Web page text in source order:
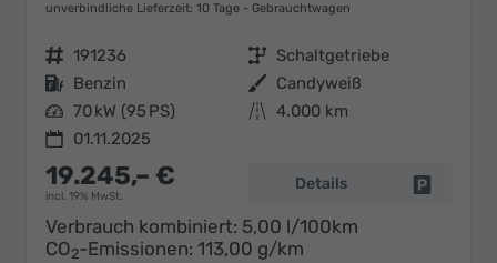
unverbindliche Lieferzeit: 10 Tage Gebrauchtwagen
Fahrzeugnr. 191236 Getriebe Schaltgetriebe
Kraftstoff Benzin Außenfarbe Candyweiß
Leistung 70 kW (95 PS) Kilometerstand 4.000 km
01.11.2025
19.245,– €
incl. 19% MwSt.
Details
Verbrauch kombiniert: 5,00 l/100km
CO2-Emissionen: 113,00 g/km